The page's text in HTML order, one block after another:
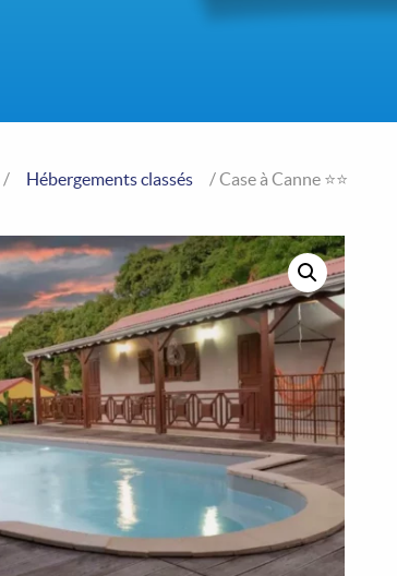
/ Hébergements classés / Case à Canne ⭐⭐